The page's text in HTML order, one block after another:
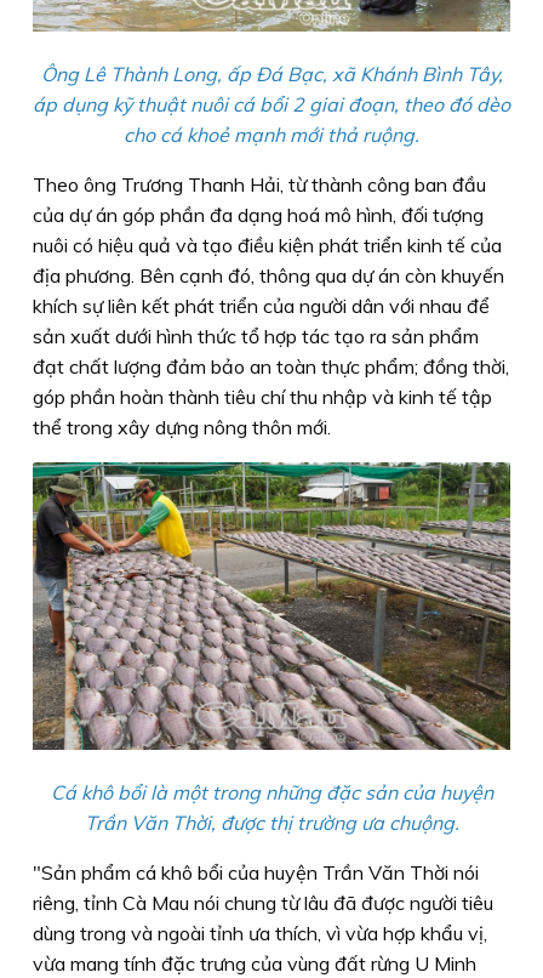
Ông Lê Thành Long, ấp Ðá Bạc, xã Khánh Bình Tây,
áp dụng kỹ thuật nuôi cá bổi 2 giai đoạn, theo đó dèo
cho cá khoẻ mạnh mới thả ruộng.
Theo ông Trương Thanh Hải, từ thành công ban đầu
của dự án góp phần đa dạng hoá mô hình, đối tượng
nuôi có hiệu quả và tạo điều kiện phát triển kinh tế của
địa phương. Bên cạnh đó, thông qua dự án còn khuyến
khích sự liên kết phát triển của người dân với nhau để
sản xuất dưới hình thức tổ hợp tác tạo ra sản phẩm
đạt chất lượng đảm bảo an toàn thực phẩm; đồng thời,
góp phần hoàn thành tiêu chí thu nhập và kinh tế tập
thể trong xây dựng nông thôn mới.
Cá khô bổi là một trong những đặc sản của huyện
Trần Văn Thời, được thị trường ưa chuộng.
"Sản phẩm cá khô bổi của huyện Trần Văn Thời nói
riêng, tỉnh Cà Mau nói chung từ lâu đã được người tiêu
dùng trong và ngoài tỉnh ưa thích, vì vừa hợp khẩu vị,
vừa mang tính đặc trưng của vùng đất rừng U Minh